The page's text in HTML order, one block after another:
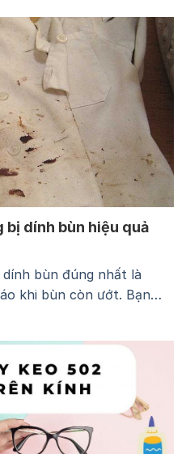
viết…
bị dính bùn hiệu quả
bùn đúng nhất là
khi bùn còn ướt. Bạn
sóc. Thực hiện…